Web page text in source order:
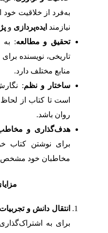
به‌فرد از خلاقیت
نیازمند ایده‌پردازی و
تحقیق و مطالعه: به
تاریخی، نویسنده
منابع مختلف دارد.
ساختار و نظم:
است تا کتاب از
روان باشد.
هدف‌گذاری و
برای نوشتن کتاب
مخاطبان خود مشخص
انتقال دانش و تجربیات
برای به